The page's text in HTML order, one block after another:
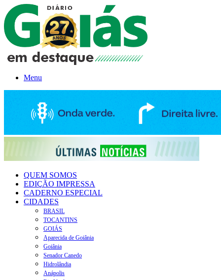
Menu
QUEM SOMOS
EDIÇÃO IMPRESSA
CADERNO ESPECIAL
CIDADES
BRASIL
TOCANTINS
GOIÁS
Aparecida de Goiânia
Goiânia
Senador Canedo
Hidrolândia
Anápolis